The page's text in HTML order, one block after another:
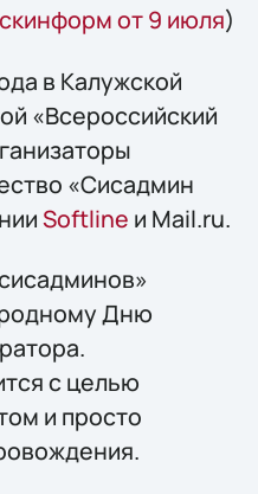
от 9 июля)
в Калужской
«Всероссийский
«Сисадмин
Softline и Mail.ru.
Дню
с целью
и просто